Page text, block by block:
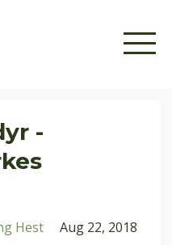
-
Hest Aug 22, 2018